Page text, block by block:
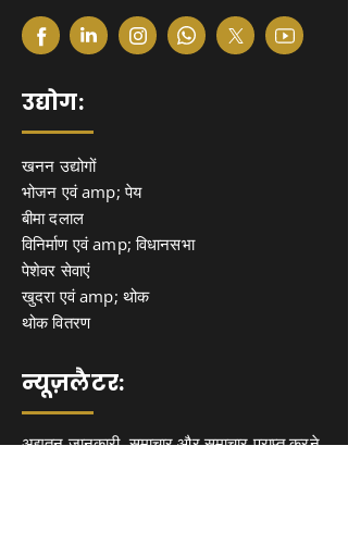
उद्योग:
खनन उद्योगों
भोजन एवं amp; पेय
बीमा दलाल
विनिर्माण एवं amp; विधानसभा
पेशेवर सेवाएं
खुदरा एवं amp; थोक
थोक वितरण
न्यूज़लैटर:
अद्यतन जानकारी, समाचार और समाचार प्राप्त करने